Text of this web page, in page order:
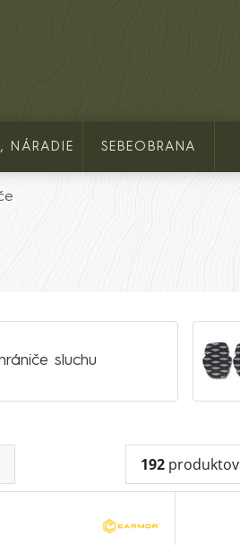
NÁRADIE SEBEOBRANA
sluchu
192 produktov